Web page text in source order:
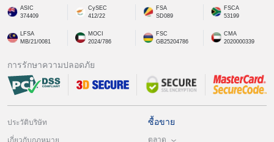
ASIC
374409
CySEC
412/22
FSA
SD089
FSCA
53199
LFSA
MB/21/0081
MOCI
2024/786
FSC
GB25204786
CMA
2020000339
การรักษาความปลอดภัย
ประวัติบริษัท
เกี่ยวกับกฎหมาย
ซื้อขาย
ตลาด